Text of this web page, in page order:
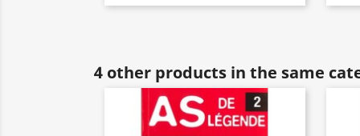
4 other products in the same